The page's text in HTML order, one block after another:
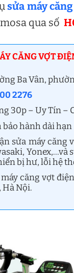
sửa máy
qua số
CĂNG VỢT
Ba Vân,
2276
30p – Uy Tín –
bảo hành dài hạn
sửa máy căng
bị hư, lỗi hệ
căng vợt
Hà Nội.